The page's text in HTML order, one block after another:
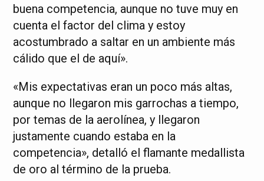
buena competencia, aunque no tuve muy en
cuenta el factor del clima y estoy
acostumbrado a saltar en un ambiente más
cálido que el de aquí».
«Mis expectativas eran un poco más altas,
aunque no llegaron mis garrochas a tiempo,
por temas de la aerolínea, y llegaron
justamente cuando estaba en la
competencia», detalló el flamante medallista
de oro al término de la prueba.